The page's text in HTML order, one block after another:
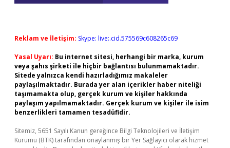
Reklam ve İletişim: Skype: live:.cid.575569c608265c69
Yasal Uyarı: Bu internet sitesi, herhangi bir marka, kurum
veya şahıs şirketi ile hiçbir bağlantısı bulunmamaktadır.
Sitede yalnızca kendi hazırladığımız makaleler
paylaşılmaktadır. Burada yer alan içerikler haber niteliği
taşımamakta olup, gerçek kurum ve kişiler hakkında
paylaşım yapılmamaktadır. Gerçek kurum ve kişiler ile isim
benzerlikleri tamamen tesadüfidir.
Sitemiz, 5651 Sayılı Kanun gereğince Bilgi Teknolojileri ve İletişim
Kurumu (BTK) tarafından onaylanmış bir Yer Sağlayıcı olarak hizmet